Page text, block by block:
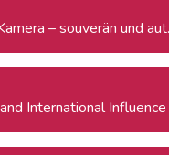
– souverän und
International